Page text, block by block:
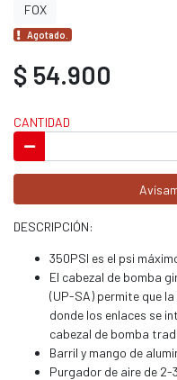
FOX
Agotado.
$ 54.900
CANTIDAD
DESCRIPCIÓN:
350PSI es el psi
El cabezal de bomba
(UP-SA) permite que
donde los enlaces se
cabezal de bomba
Barril y mango de
Purgador de aire de